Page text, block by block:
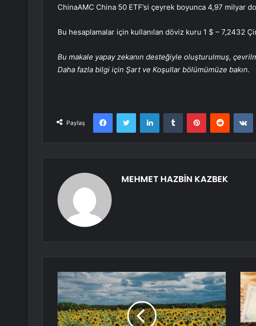
ChinaAMC China 50 ETF’si çeyrek boyunca 4,97 milyar
Bu hesaplamalar için kullanılan döviz kuru 1 $ – 7,2432
Bu makale yapay zekanın desteğiyle oluşturulmuş,
Daha fazla bilgi için Şart ve Koşullar bölümümüze bakın.
Paylaş
FacebookTwitter LinkedInTumblr PinterestReddit
MEHMET HAZBİN KAZBEK